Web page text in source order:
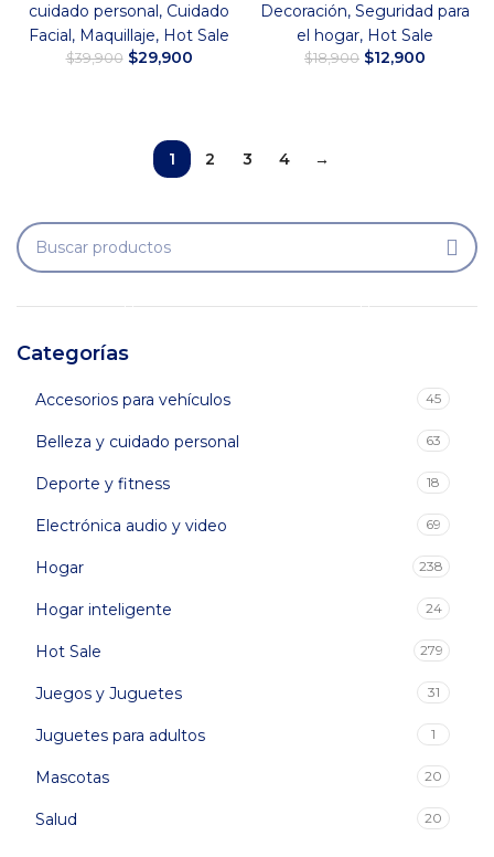
Categorías
Accesorios para vehículos 45
Belleza y cuidado personal 63
Deporte y fitness 18
Electrónica audio y video 69
Hogar 238
Hogar inteligente 24
Hot Sale 279
Juegos y Juguetes 31
Juguetes para adultos 1
Mascotas 20
Salud 20
cuidado personal, Cuidado
Facial, Maquillaje, Hot Sale
$39,900 El
$39,900.
$29,900El
Decoración, Seguridad para
el hogar, Hot Sale
$18,900 El
$12,900
1 2 3 4 →